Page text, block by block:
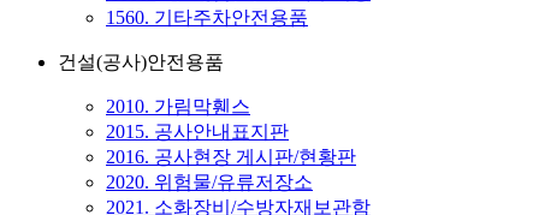
1560. 기타주차안전용품
건설(공사)안전용품
2010. 가림막휀스
2015. 공사안내표지판
2016. 공사현장 게시판/현황판
2020. 위험물/유류저장소
2021. 소화장비/수방자재보관함